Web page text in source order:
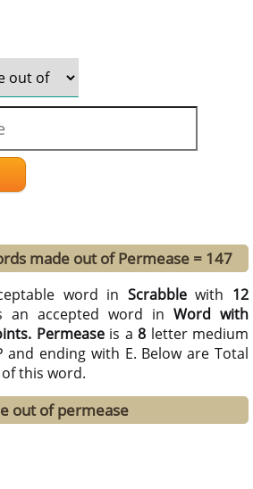
made out of Permease = 147
word in Scrabblewith 12
an accepted word inWord with
Permeaseis a8 letter medium
ending with E. Below are Total
this word.
out of permease